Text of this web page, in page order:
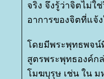
จริง จึงรู้ว่าจิตไม่
อาการของจิตที่แจ้
ดยมีพระพุทธพจน์ที่
สูตรพระพุทธองค์ก
มฆบุรุษ เช่น ใน ม